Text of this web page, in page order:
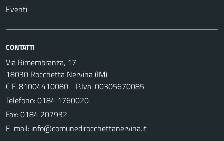
Eventi
CONTATTI
Via Rimembranza, 17
18030 Rocchetta Nervina (IM)
C.F. 81004410080 - P.Iva: 00305670085
Telefono:0184 1760020
Fax: 0184 207932
E-mail: